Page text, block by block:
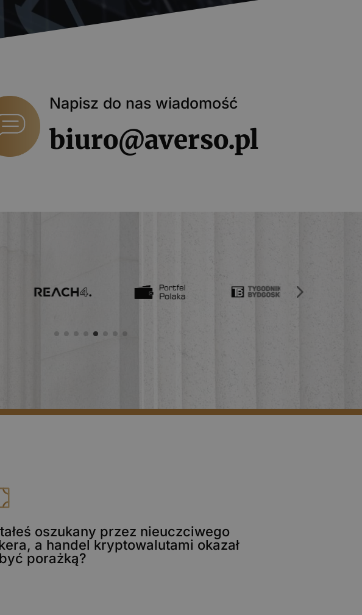
Napisz do nas wiadomość
biuro@averso.pl
oszukany przez nieuczciwego
a handel kryptowalutami okazał
porażką?